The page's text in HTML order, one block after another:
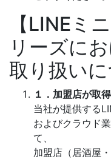
【LINEミ
リーズに
取り扱いに
１．加盟店が取
当社が提供する
およびクラウド
て、
加盟店（居酒屋